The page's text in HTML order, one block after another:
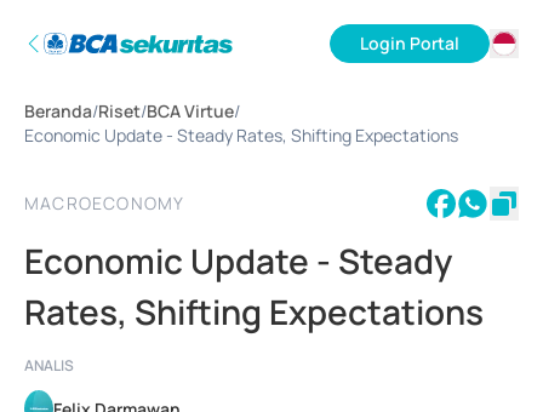
Login Portal
Beranda/Riset/BCA Virtue/
Economic Update - Steady Rates, Shifting Expectations
MACROECONOMY
Economic Update - Steady
Rates, Shifting Expectations
ANALIS